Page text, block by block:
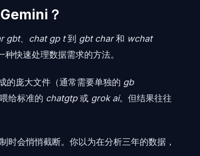
？
gbt、 chat gp t到 gbt char和 wchat
快速处理数据需求的方法。
的庞大文件（通常需要单独的 gb
给标准的 chatgtp或 grok ai。但结果往往
时会悄悄截断。你以为在分析三年的数据，